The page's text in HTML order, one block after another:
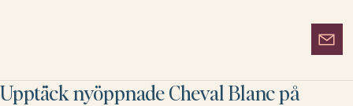
Upptäck nyöppnade Cheval Blanc på